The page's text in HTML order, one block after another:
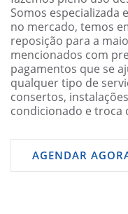
Somos especializada
no mercado, temos
reposição para a
mencionados com
pagamentos que se
qualquer tipo de
consertos,
condicionado e troca
AGENDAR